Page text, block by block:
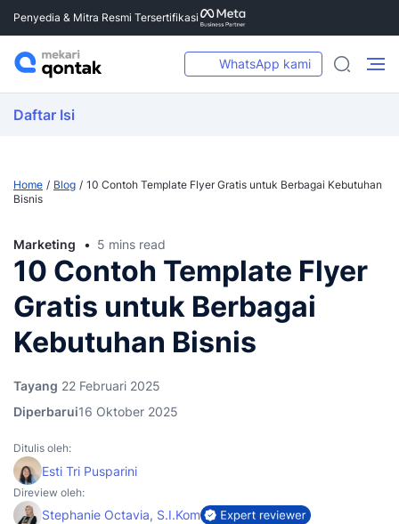
Penyedia & Mitra Resmi Tersertifikasi
WhatsApp kami
Daftar Isi
Home Blog
10 Contoh Template Flyer Gratis untuk Berbagai Kebutuhan
Bisnis
Marketing 5 mins read
10 Contoh Template Flyer
Gratis untuk Berbagai
Kebutuhan Bisnis
Tayang 22 Februari 2025
Diperbarui16 Oktober 2025
Ditulis oleh:
Esti Tri Pusparini
Direview oleh:
Stephanie Octavia, S.I.Kom